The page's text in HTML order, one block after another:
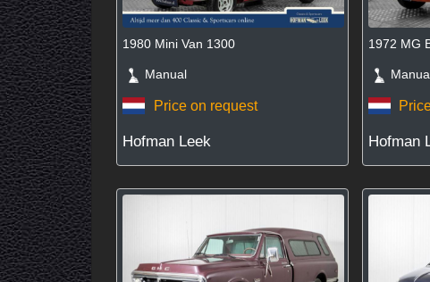
1980 Mini Van 1300
Manual
Price on request
Hofman Leek
1972 MG
Hofman